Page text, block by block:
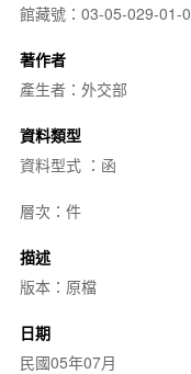
館藏號：03-05-029-01-
著作者
產生者：外交部
資料類型
資料型式 ：函
層次：件
描述
版本：原檔
日期
民國05年07月